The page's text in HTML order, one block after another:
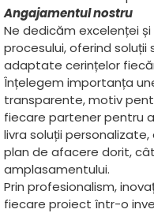
Angajamentul nostru
Ne dedicăm excelenței
procesului, oferind
adaptate cerințelor
Înțelegem importanța
transparente, motiv
fiecare partener pentru
livra soluții
plan de afacere dorit,
amplasamentului.
Prin profesionalism,
fiecare proiect într-o